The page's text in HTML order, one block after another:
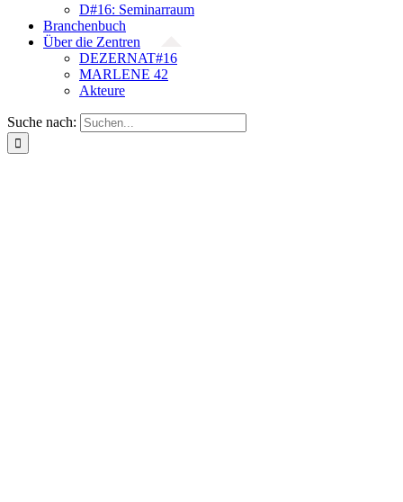
D#16: Seminarraum
Branchenbuch
Über die Zentren
DEZERNAT#16
MARLENE 42
Akteure
Suche nach: